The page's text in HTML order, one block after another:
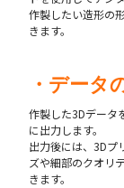
作製したい造形の
きます。
・データ
作製した3Dデータ
に出力します。
出力後には、3Dプ
ズや細部のクオリ
きます。